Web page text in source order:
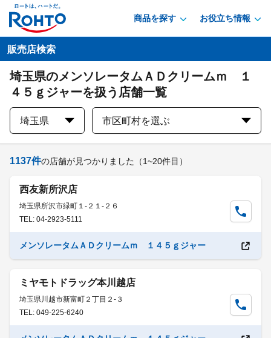
商品を探す お役立ち情報
販売店検索
埼玉県のメンソレータムＡＤクリームｍ １
４５ｇジャーを扱う店舗一覧
埼玉県 市区町村を選ぶ
1137件の店舗が見つかりました （1~20件目）
西友新所沢店
埼玉県所沢市緑町１-２１-２６
TEL: 04-2923-5111
メンソレータムＡＤクリームｍ １４５ｇジャー
ミヤモトドラッグ本川越店
埼玉県川越市新富町２丁目２-３
TEL: 049-225-6240